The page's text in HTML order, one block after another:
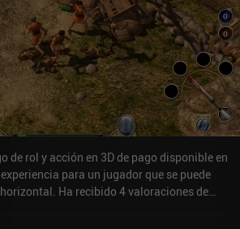
de rol y acción en 3D de pago disponible en
para un jugador que se puede
Ha recibido 4 valoraciones de